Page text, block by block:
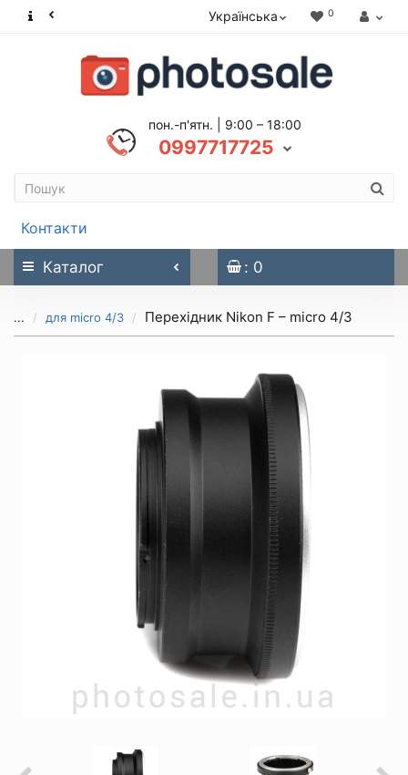
Українська 0
пон.-п'ятн. | 9:00 – 18:00
0997717725
Контакти
Каталог : 0
... для micro 4/3 Перехідник Nikon F – micro 4/3